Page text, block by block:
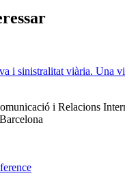
i sinistralitat viària. Una
i Relacions